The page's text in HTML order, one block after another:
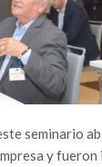
seminario
y